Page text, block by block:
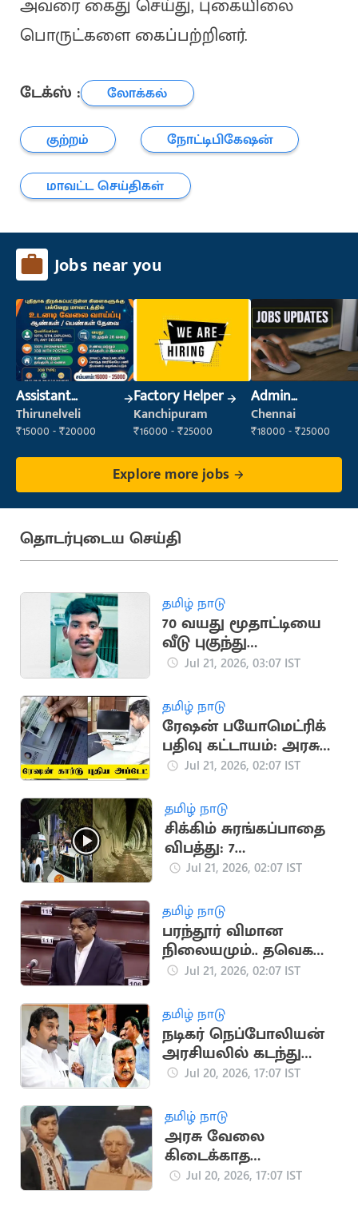
அவரை கைது செய்து, புகையிலை
பொருட்களை கைப்பற்றினர்.
டேக்ஸ் :
லோக்கல்
குற்றம்
நோட்டிபிகேஷன்
மாவட்ட செய்திகள்
Jobs near you
Assistant
Manager
Thirunelveli
₹15000 - ₹20000
Factory Helper
Kanchipuram
₹16000 - ₹25000
Admin
Supervisor
Chennai
₹18000 - ₹25000
Explore more jobs
தொடர்புடைய செய்தி
தமிழ் நாடு
70 வயது மூதாட்டியை
வீடு புகுந்து
பலாத்காரம் செய்த
Jul 21, 2026, 03:07 IST
தமிழ் நாடு
ரேஷன் பயோமெட்ரிக்
பதிவு கட்டாயம்: அரசு
எச்சரிக்கை
Jul 21, 2026, 02:07 IST
தமிழ் நாடு
சிக்கிம் சுரங்கப்பாதை
விபத்து: 7
தொழிலாளர்கள்
Jul 21, 2026, 02:07 IST
தமிழ் நாடு
பரந்தூர் விமான
நிலையமும்.. தவெக
அரசின் நிலைப்பாடும்
Jul 21, 2026, 02:07 IST
தமிழ் நாடு
நடிகர் நெப்போலியன்
அரசியலில் கடந்து
வந்த முக்கிய
Jul 20, 2026, 17:07 IST
தமிழ் நாடு
அரசு வேலை
கிடைக்காத
விரக்தியில் இளைஞர்
Jul 20, 2026, 17:07 IST